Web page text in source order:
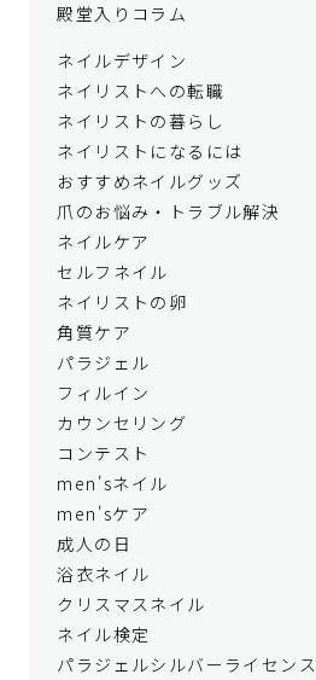
殿堂入りコラム
ネイルデザイン
ネイリストへの転職
ネイリストの暮らし
ネイリストになるには
おすすめネイルグッズ
爪のお悩み・トラブル解決
ネイルケア
セルフネイル
ネイリストの卵
角質ケア
パラジェル
フィルイン
カウンセリング
コンテスト
men'sネイル
men'sケア
成人の日
浴衣ネイル
クリスマスネイル
ネイル検定
パラジェルシルバーライセンス